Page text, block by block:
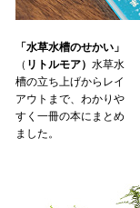
「水草水槽のせかい」
（ リトルモア） 水草水
槽の立ち上げからレイ
アウトまで、わかりや
すく一冊の本にまとめ
ました。